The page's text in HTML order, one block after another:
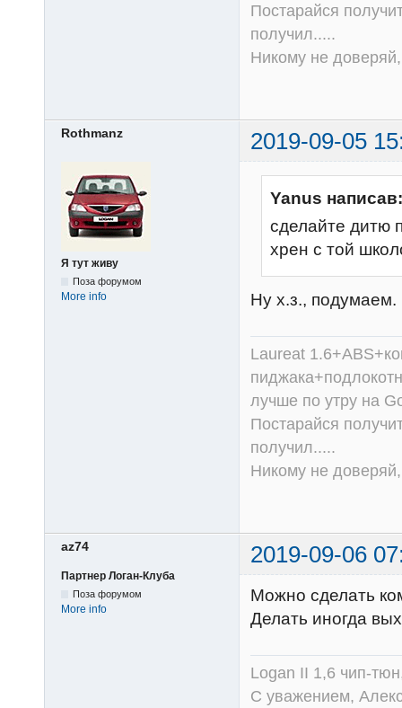
Постарайся
получил.....
Никому не
Rothmanz 2019-09-05
Я тут живу
Поза форумом
More info
Yanus написав:
сделайте дитю
хрен с той
Ну х.з., подумаем.
Laureat
лучше по утру на
Постарайся
получил.....
Никому не
az74 2019-09-06
Партнер Логан-Клуба
Поза форумом
More info
Можно сделать
Делать иногда
Logan II 1,6 чип-
С уважением,